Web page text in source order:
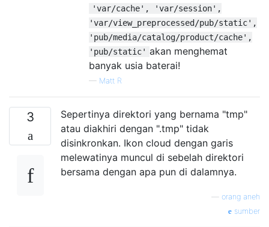
'var/cache', 'var/session',
'var/view_preprocessed/pub/static',
'pub/media/catalog/product/cache',
'pub/static' akan menghemat
banyak usia baterai!
— Matt R
3
Sepertinya direktori yang bernama "tmp"
atau diakhiri dengan ".tmp" tidak
disinkronkan. Ikon cloud dengan garis
melewatinya muncul di sebelah direktori
bersama dengan apa pun di dalamnya.
orang aneh
sumber